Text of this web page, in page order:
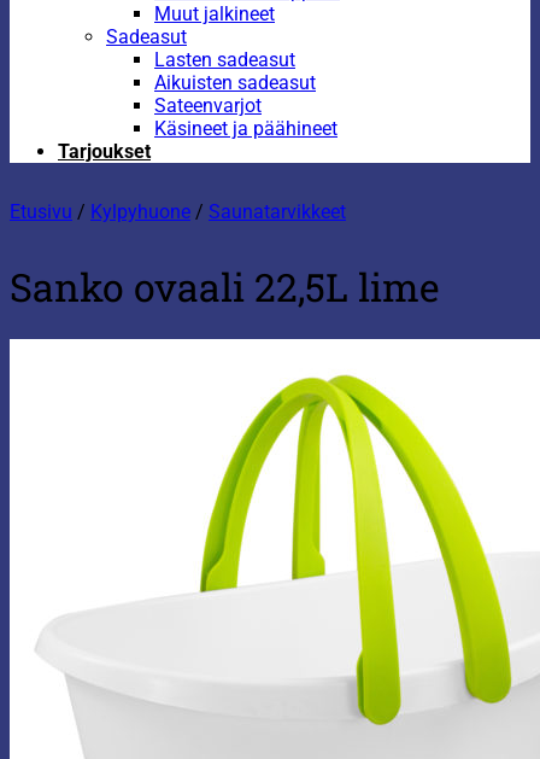
Muut jalkineet
Sadeasut
Lasten sadeasut
Aikuisten sadeasut
Sateenvarjot
Käsineet ja päähineet
Tarjoukset
Etusivu / Kylpyhuone / Saunatarvikkeet
Sanko ovaali 22,5L lime